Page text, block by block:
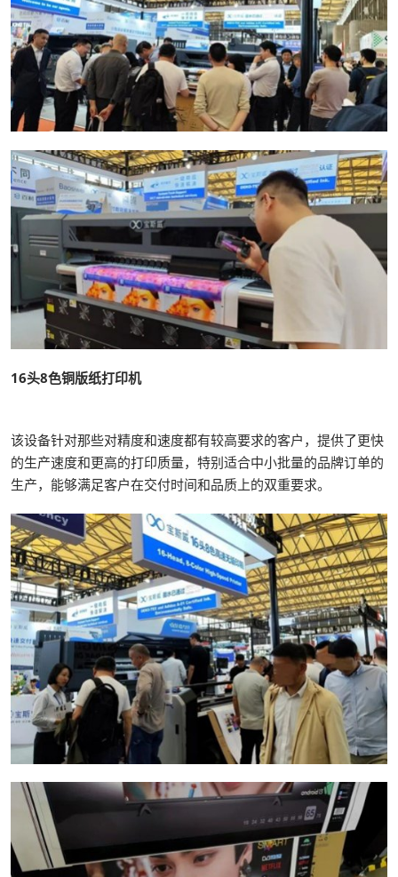
16头8色铜版纸打印机
该设备针对那些对精度和速度都有较高要求的客户，提供了更快
的生产速度和更高的打印质量，特别适合中小批量的品牌订单的
生产，能够满足客户在交付时间和品质上的双重要求。